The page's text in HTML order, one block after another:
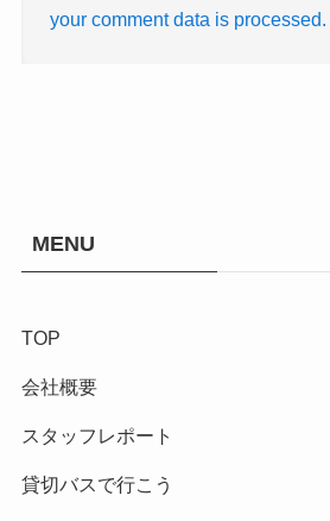
your comment data is processed.
MENU
TOP
会社概要
スタッフレポート
貸切バスで行こう